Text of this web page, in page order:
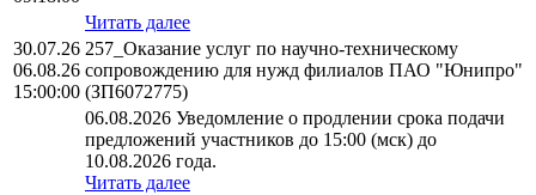
Читать далее
30.07.26
06.08.26
15:00:00
257_Оказание услуг по научно-техническому
сопровождению для нужд филиалов ПАО "Юнипро"
(ЗП6072775)
06.08.2026 Уведомление о продлении срока подачи
предложений участников до 15:00 (мск) до
10.08.2026 года.
Читать далее